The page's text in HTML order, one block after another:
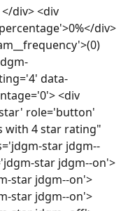
div> <div
div>
data-
<div
role='button'
with 4 star rating"
star jdgm--
star jdgm--on'>
star jdgm--on'>
star jdgm--on'>